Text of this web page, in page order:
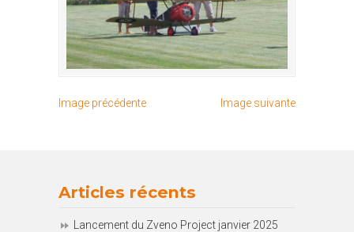
Image précédente Image suivante
Articles récents
Lancement du Zveno Project janvier 2025